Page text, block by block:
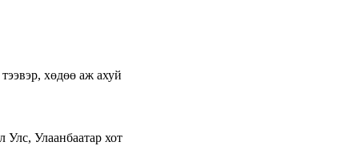
хөдөө аж ахуй
Улс, Улаанбаатар хот